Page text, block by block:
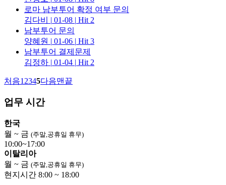
로마 남부투어 확정 여부 문의
김다비
| 01-08 | Hit 2
남부투어 문의
양혜원 | 01-06 | Hit 3
남부투어 결제문제
김정하 | 01-04 | Hit 2
처음1 2345다음맨끝
업무 시간
한국
월 ~ 금 (주말,공휴일 휴무)
10:00~17:00
이탈리아
월 ~ 금 (주말,공휴일 휴무)
현지시간 8:00 ~ 18:00